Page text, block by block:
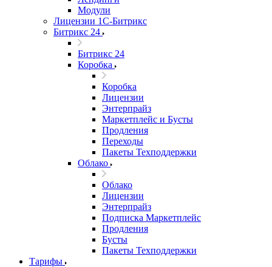
Модули
Лицензии 1С-Битрикс
Битрикс 24
Битрикс 24
Коробка
Коробка
Лицензии
Энтерпрайз
Маркетплейс и Бусты
Продления
Переходы
Пакеты Техподдержки
Облако
Облако
Лицензии
Энтерпрайз
Подписка Маркетплейс
Продления
Бусты
Пакеты Техподдержки
Тарифы